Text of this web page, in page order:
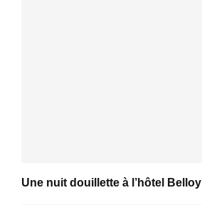
Une nuit douillette à l’hôtel Belloy